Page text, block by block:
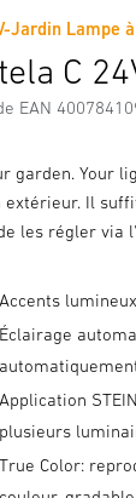
Jardin Lampe
C
EAN
garden. Your
extérieur. Il
les régler via
Accents
Éclairage
Application
plusieurs
True Color: